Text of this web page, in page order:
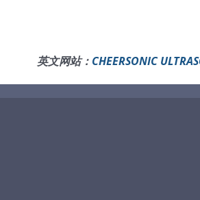
英文网站： CHEERSONIC